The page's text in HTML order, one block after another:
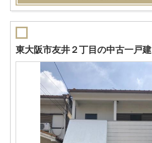
東大阪市友井２丁目の中古一戸建